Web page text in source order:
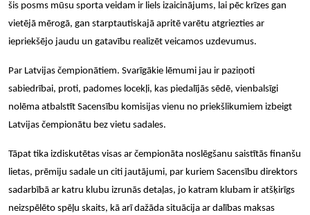
šis posms mūsu sporta veidam ir liels izaicinājums, lai pēc krīzes gan
vietējā mērogā, gan starptautiskajā apritē varētu atgriezties ar
iepriekšējo jaudu un gatavību realizēt veicamos uzdevumus.
Par Latvijas čempionātiem. Svarīgākie lēmumi jau ir paziņoti
sabiedrībai, proti, padomes locekļi, kas piedalījās sēdē, vienbalsīgi
nolēma atbalstīt Sacensību komisijas vienu no priekšlikumiem izbeigt
Latvijas čempionātu bez vietu sadales.
Tāpat tika izdiskutētas visas ar čempionāta noslēgšanu saistītās finanšu
lietas, prēmiju sadale un citi jautājumi, par kuriem Sacensību direktors
sadarbībā ar katru klubu izrunās detaļas, jo katram klubam ir atšķirīgs
neizspēlēto spēļu skaits, kā arī dažāda situācija ar dalības maksas